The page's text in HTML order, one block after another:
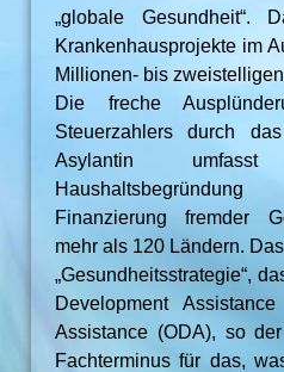
„globale Gesundheit“.
Krankenhausprojekte im
Millionen- bis
Die freche
Steuerzahlers durch
Asylantin
Finanzierung fremder
mehr als 120 Ländern.
„Gesundheitsstrategie“,
Development
Assistance (ODA), so
Fachterminus für das,